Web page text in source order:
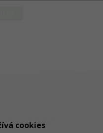
PRODEJNA
cookies